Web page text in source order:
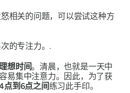
相关的问题，可以尝试这种方
的专注力。.
想时间。清晨，也就是一天中
易集中注意力。因此，为了获
点到6点之间练习此手印。